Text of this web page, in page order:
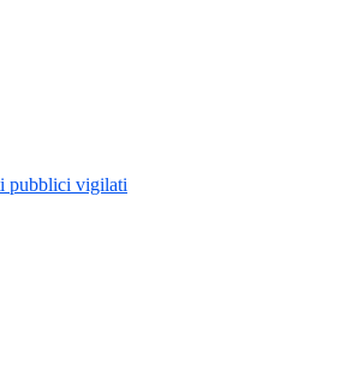
pubblici vigilati